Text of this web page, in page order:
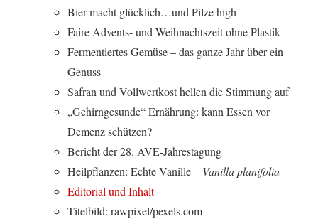
Bier macht glücklich…und Pilze high
Faire Advents- und Weihnachtszeit ohne Plastik
Fermentiertes Gemüse – das ganze Jahr über ein
Genuss
Safran und Vollwertkost hellen die Stimmung auf
„Gehirngesunde“ Ernährung: kann Essen vor
Demenz schützen?
Bericht der 28. AVE-Jahrestagung
Heilpflanzen: Echte Vanille– Vanilla planifolia
Editorial und Inhalt
Titelbild: rawpixel/pexels.com